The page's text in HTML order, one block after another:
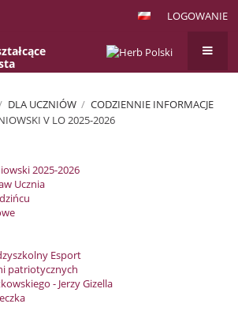
LOGOWANIE
DLA UCZNIÓW / CODZIENNIE INFORMACJE
V LO 2025-2026
2025-2026
Ucznia
Esport
patriotycznych
- Jerzy Gizella